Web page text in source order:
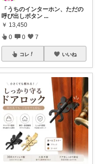
「うちのインターホン、ただの
呼び出しボタン ...
￥ 13,450
0 0 7
コレ いいね